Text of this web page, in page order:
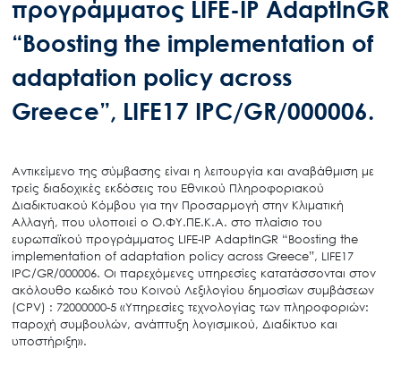
προγράμματος LIFE-IP AdaptInGR
“Boosting the implementation of
adaptation policy across
Greece”, LIFE17 IPC/GR/000006.
Αντικείμενο της σύμβασης είναι η λειτουργία και αναβάθμιση με
τρείς διαδοχικές εκδόσεις του Εθνικού Πληροφοριακού
Διαδικτυακού Κόμβου για την Προσαρμογή στην Κλιματική
Αλλαγή, που υλοποιεί ο Ο.ΦΥ.ΠΕ.Κ.Α. στο πλαίσιο του
ευρωπαϊκού προγράμματος LIFE-IP AdaptInGR “Boosting the
implementation of adaptation policy across Greece”, LIFE17
IPC/GR/000006. Οι παρεχόμενες υπηρεσίες κατατάσσονται στον
ακόλουθο κωδικό του Κοινού Λεξιλογίου δημοσίων συμβάσεων
(CPV) : 72000000-5 «Υπηρεσίες τεχνολογίας των πληροφοριών:
παροχή συμβουλών, ανάπτυξη λογισμικού, Διαδίκτυο και
υποστήριξη».